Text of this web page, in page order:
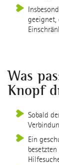
Was
Knopf
Sobald
Ein